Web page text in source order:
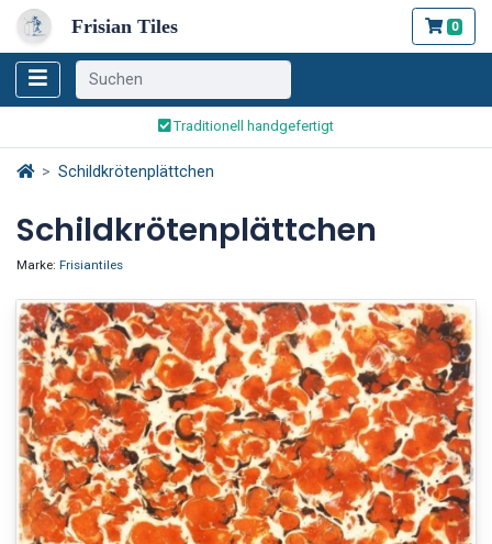
Frisian Tiles 0
Sicher bestellen und bezahlen
Weltweiter Versand
Schildkrötenplättchen
Schildkrötenplättchen
Marke: Frisiantiles